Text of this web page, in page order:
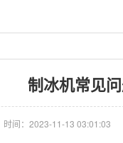
制冰机常见
时间：2023-11-13 03:01:03